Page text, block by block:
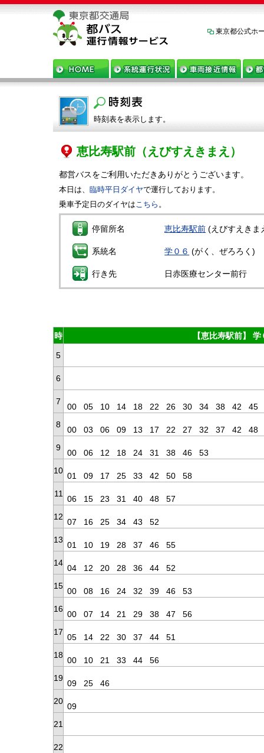
東京都公式ホ
時刻表を表示します。
恵比寿駅前 （えびすえきまえ）
都営バスをご利用いただきありがとうございます。
本日は、 臨時平日ダイヤで運行しております。
乗車予定日のダイヤはこちら 。
停留所名 恵比寿駅前 (えびすえきま
系統名 学０６ (がく、ぜろろく)
行き先 日赤医療センター前行
時 【恵比寿駅前】
5
6
7
00 05 10 14 18 22 26 30 34 38 42
45
8
00 03 06 09 13 17 22 27 32 37 42
48
9
00 06 12 18 24 31 38 46
53
10
01 09 17 25 33 42 50
58
11
06 15 23 31 40 48
57
12
07 16 25 34 43
52
13
01 10 19 28 37 46
55
14
04 12 20 28 36 44
52
15
00 08 16 24 32 39 46
53
16
00 07 14 21 29 38 47
56
17
05 14 22 30 37 44
51
18
00 10 21 33 44
56
19
09 25
46
20
09
21
22